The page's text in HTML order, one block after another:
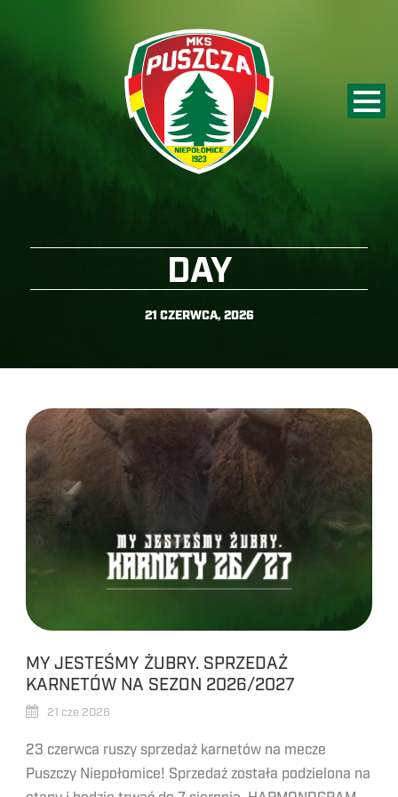
DAY
21 CZERWCA, 2026
MY JESTEŚMY ŻUBRY. SPRZEDAŻ
KARNETÓW NA SEZON 2026/2027
21 cze 2026
23 czerwca ruszy sprzedaż karnetów na mecze
Puszczy Niepołomice! Sprzedaż została podzielona na